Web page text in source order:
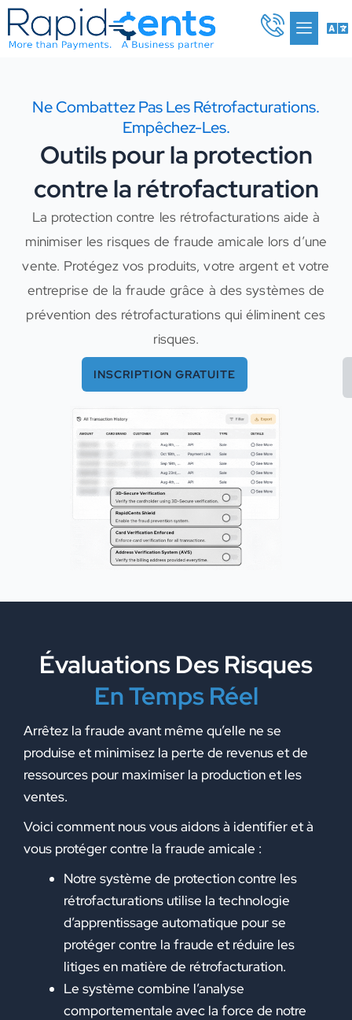
Aller
au
Ne Combattez Pas Les Rétrofacturations.
Empêchez-Les.
Outils pour la protection
contre la rétrofacturation
La protection contre les rétrofacturations aide à
minimiser les risques de fraude amicale lors d’une
vente. Protégez vos produits, votre argent et votre
entreprise de la fraude grâce à des systèmes de
prévention des rétrofacturations qui éliminent ces
risques.
INSCRIPTION GRATUITE
Évaluations Des Risques
En Temps Réel
Arrêtez la fraude avant même qu’elle ne se
produise et minimisez la perte de revenus et de
ressources pour maximiser la production et les
ventes.
Voici comment nous vous aidons à identifier et à
vous protéger contre la fraude amicale :
Notre système de protection contre les
rétrofacturations utilise la technologie
d’apprentissage automatique pour se
protéger contre la fraude et réduire les
litiges en matière de rétrofacturation.
Le système combine l’analyse
comportementale avec la force de notre